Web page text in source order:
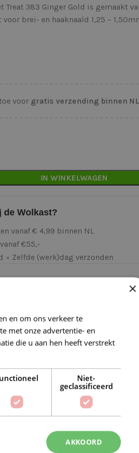
Treat 383 Ginger Gold is gemaakt
brei- en haaknaald 1,25 –
voor gratis verzending binnen
IN WINKELWAGEN
de Wolkast?
vanaf € 4,99 binnen NL
€55,-
= Zelfde (werk)dag verzonden
×
en om ons verkeer te
met onze advertentie- en
die u aan hen heeft verstrekt
Niet-
geclassificeerd
AKKOORD